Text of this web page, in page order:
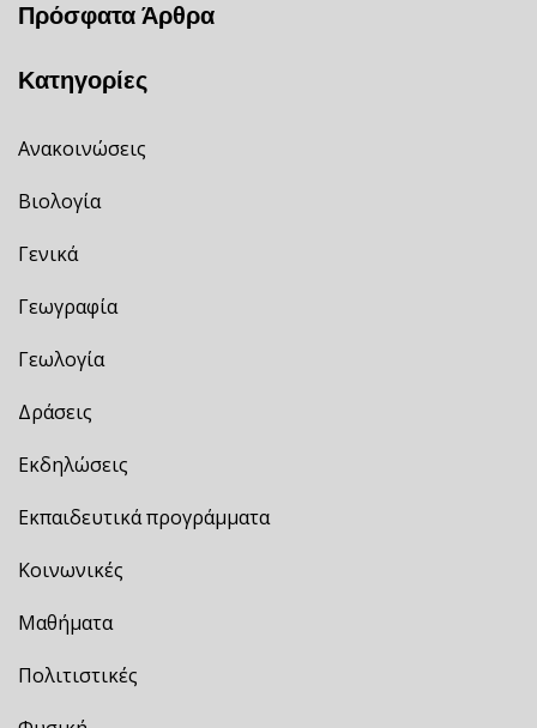
Πρόσφατα Άρθρα
Κατηγορίες
Ανακοινώσεις
Βιολογία
Γενικά
Γεωγραφία
Γεωλογία
Δράσεις
Εκδηλώσεις
Εκπαιδευτικά προγράμματα
Κοινωνικές
Μαθήματα
Πολιτιστικές